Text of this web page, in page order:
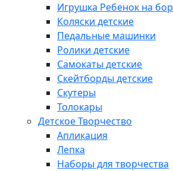
Игрушка Ребенок на
Коляски детские
Педальные машинки
Ролики детские
Самокаты детские
Скейтборды детские
Скутеры
Толокары
Детское Творчество
Апликация
Лепка
Наборы для творчества